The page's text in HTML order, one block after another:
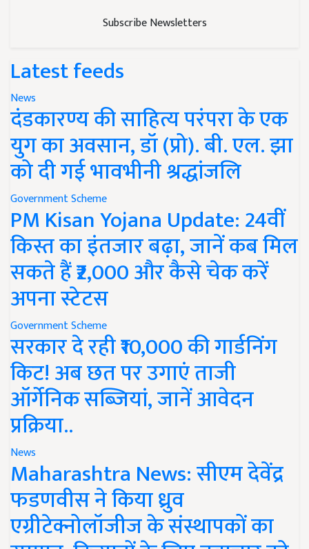
Subscribe Newsletters
Latest feeds
News
दंडकारण्य की साहित्य परंपरा के एक
युग का अवसान, डॉ (प्रो). बी. एल. झा
को दी गई भावभीनी श्रद्धांजलि
Government Scheme
PM Kisan Yojana Update: 24वीं
किस्त का इंतजार बढ़ा, जानें कब मिल
सकते हैं ₹2,000 और कैसे चेक करें
अपना स्टेटस
Government Scheme
सरकार दे रही ₹10,000 की गार्डनिंग
किट! अब छत पर उगाएं ताजी
ऑर्गेनिक सब्जियां, जानें आवेदन
प्रक्रिया..
News
Maharashtra News: सीएम देवेंद्र
फडणवीस ने किया ध्रुव
एग्रीटेक्नोलॉजीज के संस्थापकों का